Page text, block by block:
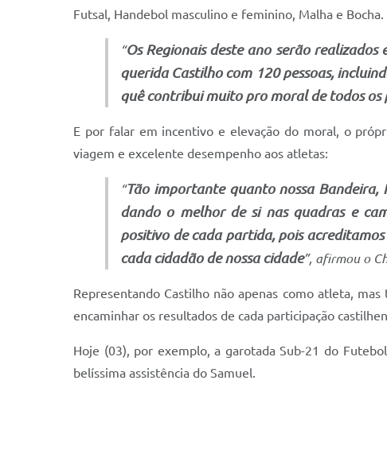
Futsal, Handebol masculino e feminino, Malha e Bocha.
“Os Regionais deste ano serão
querida Castilho com 120 pessoas,
quê contribui muito pro moral de todos os
E por falar em incentivo e elevação do moral, o
viagem e excelente desempenho aos atletas:
“Tão importante quanto nossa Bandeira,
dando o melhor de si nas quadras e
positivo de cada partida, pois
cada cidadão de nossa cidade”, afirmou o
Representando Castilho não apenas como atleta,
encaminhar os resultados de cada participação
Hoje (03), por exemplo, a garotada Sub-21 do
belíssima assistência do Samuel.